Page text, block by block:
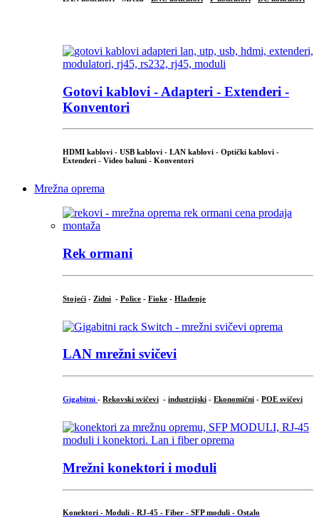
Gotovi kablovi - Adapteri - Extenderi -
Konventori
HDMI kablovi - USB kablovi - LAN kablovi - Optički kablovi -
Extenderi - Video baluni - Konventori
Mrežna oprema
Rek ormani
Stojeći - Zidni - Police - Fioke - Hlađenje
LAN mrežni svičevi
Gigabitni - Rekovski svičevi - industrijski - Ekonomični - POE svičevi
Mrežni konektori i moduli
Konektori - Moduli - RJ-45 - Fiber - SFP moduli - Ostalo